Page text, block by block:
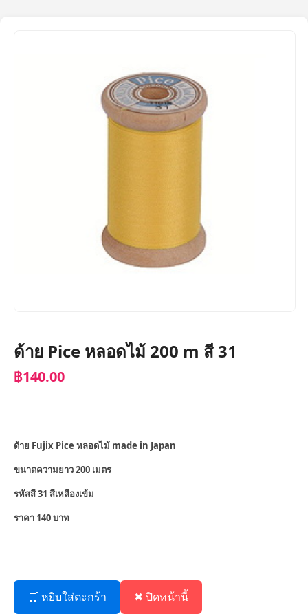
ด้าย Pice หลอดไม้ 200 m สี 31
฿140.00
ด้าย Fujix Pice หลอดไม้ made in Japan
ขนาดความยาว 200 เมตร
รหัสสี 31 สีเหลืองเข้ม
ราคา 140 บาท
🛒 หยิบใส่ตะกร้า ✖ ปิดหน้านี้